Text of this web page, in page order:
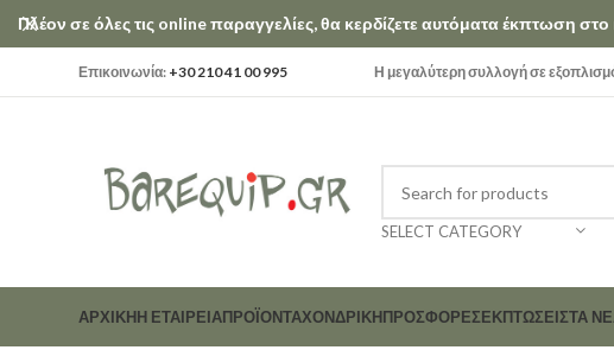
Επικοινωνία: +30 210 41 00 995 Η μεγαλύτερη συλλογή σε
SELECT CATEGORY
ΑΡΧΙΚΗΗ ΕΤΑΙΡΕΊΑΠΡΟΪΟΝΤΑΧΟΝΔΡΙΚΗΠΡΟΣΦΟΡΕΣΕΚΠΤΏΣΕΙΣΤΑ
Πλέον σε όλες τις online παραγγελίες, θα κερδίζετε αυτόματα έκπτωση